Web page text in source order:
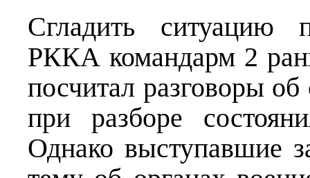
Сгладить ситуацию
РККА командарм 2
посчитал разговоры
при разборе
Однако выступавшие